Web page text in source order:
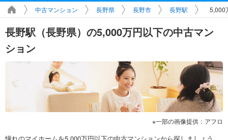
中古マンション 長野県 長野市 長野駅 5,000
長野駅（長野県）の5,000万円以下の中古マン
ション
一部の画像提供：アフロ